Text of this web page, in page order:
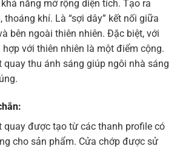
năng mở rộng diện tích. Tạo ra
thoáng khí. Là “sợi dây” kết nối giữa
bên ngoài thiên nhiên. Đặc biệt, với
hợp với thiên nhiên là một điểm cộng.
quay thu ánh sáng giúp ngôi nhà sáng
quay được tạo từ các thanh profile có
cho sản phẩm. Cửa chớp được sử